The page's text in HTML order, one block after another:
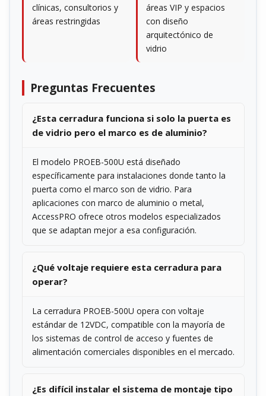
clínicas, consultorios y
áreas restringidas
áreas VIP y espacios
con diseño
arquitectónico de
vidrio
Preguntas Frecuentes
¿Esta cerradura funciona si solo la puerta es
de vidrio pero el marco es de aluminio?
El modelo PROEB-500U está diseñado
específicamente para instalaciones donde tanto la
puerta como el marco son de vidrio. Para
aplicaciones con marco de aluminio o metal,
AccessPRO ofrece otros modelos especializados
que se adaptan mejor a esa configuración.
¿Qué voltaje requiere esta cerradura para
operar?
La cerradura PROEB-500U opera con voltaje
estándar de 12VDC, compatible con la mayoría de
los sistemas de control de acceso y fuentes de
alimentación comerciales disponibles en el mercado.
¿Es difícil instalar el sistema de montaje tipo